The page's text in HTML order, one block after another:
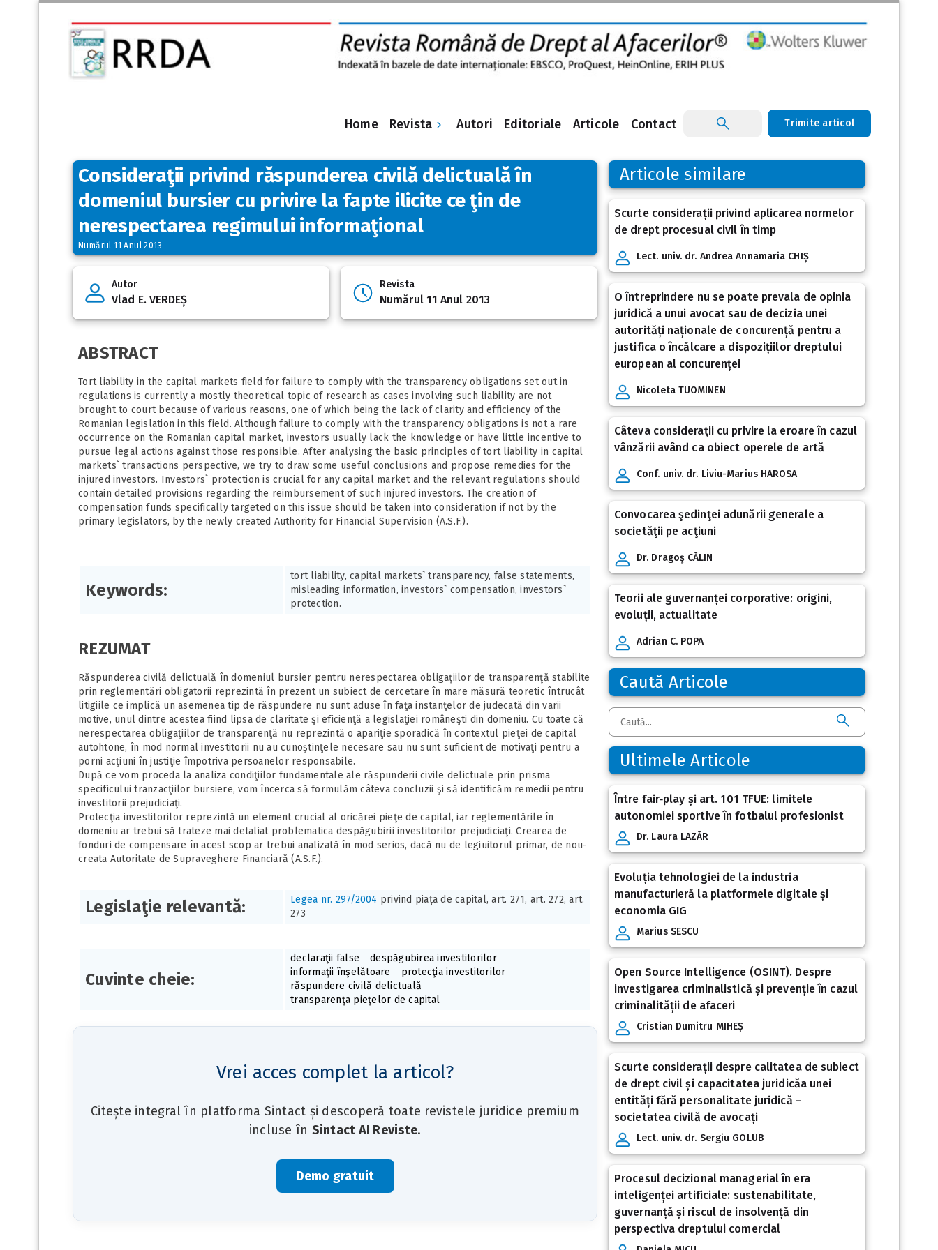
Home Revista Autori Editoriale Articole Contact Trimite articol
Consideraţii privind răspunderea civilă delictuală în
domeniul bursier cu privire la fapte ilicite ce ţin de
nerespectarea regimului informaţional
Numărul 11 Anul 2013
Autor
Vlad E. VERDEȘ
Revista
Numărul 11 Anul 2013
ABSTRACT
Tort liability in the capital markets field for failure to comply with the transparency obligations set out in
regulations is currently a mostly theoretical topic of research as cases involving such liability are not
brought to court because of various reasons, one of which being the lack of clarity and efficiency of the
Romanian legislation in this field. Although failure to comply with the transparency obligations is not a rare
occurrence on the Romanian capital market, investors usually lack the knowledge or have little incentive to
pursue legal actions against those responsible. After analysing the basic principles of tort liability in capital
markets` transactions perspective, we try to draw some useful conclusions and propose remedies for the
injured investors. Investors` protection is crucial for any capital market and the relevant regulations should
contain detailed provisions regarding the reimbursement of such injured investors. The creation of
compensation funds specifically targeted on this issue should be taken into consideration if not by the
primary legislators, by the newly created Authority for Financial Supervision (A.S.F.).
Keywords:
tort liability, capital markets` transparency, false statements,
misleading information, investors` compensation, investors`
protection.
REZUMAT
Răspunderea civilă delictuală în domeniul bursier pentru nerespectarea obligaţiilor de transparenţă stabilite
prin reglementări obligatorii reprezintă în prezent un subiect de cercetare în mare măsură teoretic întrucât
litigiile ce implică un asemenea tip de răspundere nu sunt aduse în faţa instanţelor de judecată din varii
motive, unul dintre acestea fiind lipsa de claritate şi eficienţă a legislaţiei româneşti din domeniu. Cu toate că
nerespectarea obligaţiilor de transparenţă nu reprezintă o apariţie sporadică în contextul pieţei de capital
autohtone, în mod normal investitorii nu au cunoştinţele necesare sau nu sunt suficient de motivaţi pentru a
porni acţiuni în justiţie împotriva persoanelor responsabile.
După ce vom proceda la analiza condiţiilor fundamentale ale răspunderii civile delictuale prin prisma
specificului tranzacţiilor bursiere, vom încerca să formulăm câteva concluzii şi să identificăm remedii pentru
investitorii prejudiciaţi.
Protecţia investitorilor reprezintă un element crucial al oricărei pieţe de capital, iar reglementările în
domeniu ar trebui să trateze mai detaliat problematica despăgubirii investitorilor prejudiciaţi. Crearea de
fonduri de compensare în acest scop ar trebui analizată în mod serios, dacă nu de legiuitorul primar, de nou-
creata Autoritate de Supraveghere Financiară (A.S.F.).
Legislaţie relevantă: Legea nr. 297/2004 privind piața de capital, art. 271, art. 272, art.
273
Cuvinte cheie:
declaraţii false
despăgubirea investitorilor
informaţii înşelătoare
protecţia investitorilor
răspundere civilă delictuală
transparenţa pieţelor de capital
Vrei acces complet la articol?
Citește integral în platforma Sintact și descoperă toate revistele juridice premium
incluse în Sintact AI Reviste.
Demo gratuit
Articole similare
Scurte considerații privind aplicarea normelor
de drept procesual civil în timp
Lect. univ. dr. Andrea Annamaria CHIȘ
O întreprindere nu se poate prevala de opinia
juridică a unui avocat sau de decizia unei
autorități naționale de concurență pentru a
justifica o încălcare a dispozițiilor dreptului
european al concurenței
Nicoleta TUOMINEN
Câteva consideraţii cu privire la eroare în cazul
vânzării având ca obiect operele de artă
Conf. univ. dr. Liviu-Marius HAROSA
Convocarea şedinţei adunării generale a
societăţii pe acţiuni
Dr. Dragoş CĂLIN
Teorii ale guvernanței corporative: origini,
evoluții, actualitate
Adrian C. POPA
Caută Articole
Ultimele Articole
Între fair‑play și art. 101 TFUE: limitele
autonomiei sportive în fotbalul profesionist
Dr. Laura LAZĂR
Evoluția tehnologiei de la industria
manufacturieră la platformele digitale și
economia GIG
Marius SESCU
Open Source Intelligence (OSINT). Despre
investigarea criminalistică și prevenție în cazul
criminalității de afaceri
Cristian Dumitru MIHEȘ
Scurte considerații despre calitatea de subiect
de drept civil și capacitatea juridicăa unei
entități fără personalitate juridică –
societatea civilă de avocați
Lect. univ. dr. Sergiu GOLUB
Procesul decizional managerial în era
inteligenței artificiale: sustenabilitate,
guvernanță și riscul de insolvență din
perspectiva dreptului comercial